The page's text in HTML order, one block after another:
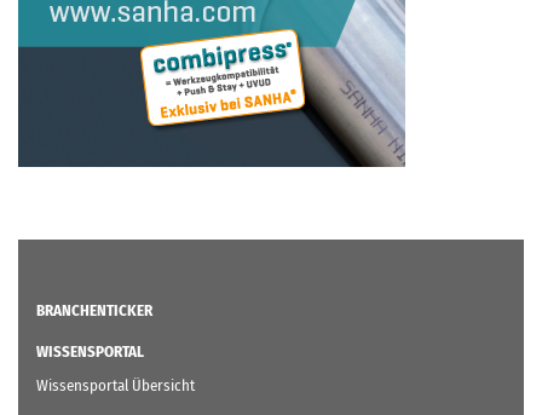
BRANCHENTICKER
WISSENSPORTAL
Wissensportal Übersicht